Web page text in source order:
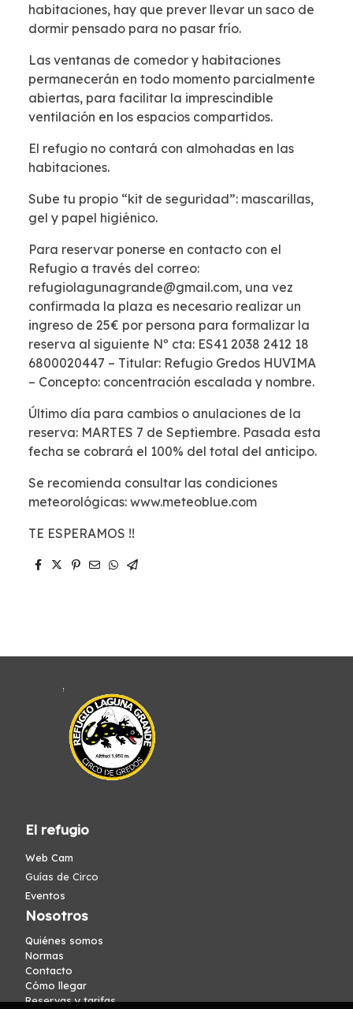
habitaciones, hay que prever llevar un saco de
dormir pensado para no pasar frío.
Las ventanas de comedor y habitaciones
permanecerán en todo momento parcialmente
abiertas, para facilitar la imprescindible
ventilación en los espacios compartidos.
El refugio no contará con almohadas en las
habitaciones.
Sube tu propio “kit de seguridad”: mascarillas,
gel y papel higiénico.
Para reservar ponerse en contacto con el
Refugio a través del correo:
refugiolagunagrande@gmail.com, una vez
confirmada la plaza es necesario realizar un
ingreso de 25€ por persona para formalizar la
reserva al siguiente Nº cta: ES41 2038 2412 18
6800020447 – Titular: Refugio Gredos HUVIMA
– Concepto: concentración escalada y nombre.
Último día para cambios o anulaciones de la
reserva: MARTES 7 de Septiembre. Pasada esta
fecha se cobrará el 100% del total del anticipo.
Se recomienda consultar las condiciones
meteorológicas: www.meteoblue.com
TE ESPERAMOS !!
El refugio
Web Cam
Guías de Circo
Eventos
Nosotros
Quiénes somos
Normas
Contacto
Cómo llegar
Reservas y tarifas